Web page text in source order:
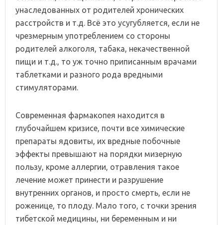
унаследованных от родителей хронических
расстройств и т.д. Всё это усугубляется, если не
чрезмерным употреблением со стороны
родителей алкоголя, табака, некачественной
пищи и т.д., то уж точно приписанным врачами
таблетками и разного рода вредными
стимуляторами.
Современная фармакопея находится в
глубочайшем кризисе, почти все химические
препараты ядовиты, их вредные побочные
эффекты превышают на порядки мизерную
пользу, кроме аллергии, отравления такое
лечение может принести и разрушение
внутренних органов, и просто смерть, если не
роженице, то плоду. Мало того, с точки зрения
тибетской медицины, ни беременным и ни